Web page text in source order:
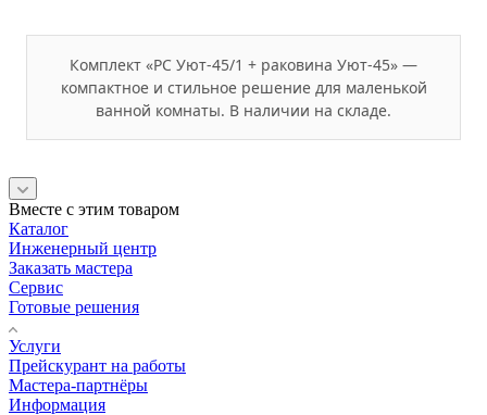
Комплект «РС Уют-45/1 + раковина Уют-45» —
компактное и стильное решение для маленькой
ванной комнаты. В наличии на складе.
Вместе с этим товаром
Каталог
Инженерный центр
Заказать мастера
Сервис
Готовые решения
Услуги
Прейскурант на работы
Мастера-партнёры
Информация